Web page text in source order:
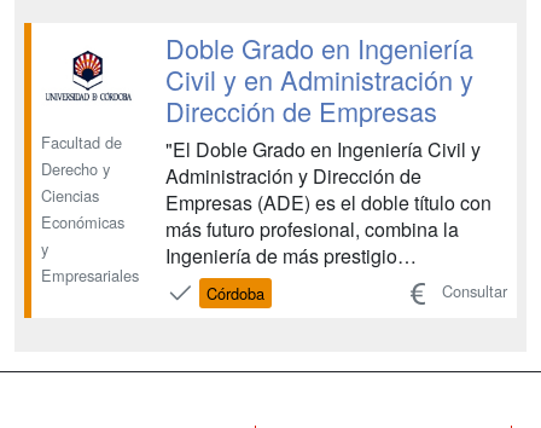
y demanda. Se imparte en colaboración
con la Facultad de Derech...
Facultad de
Derecho y
Ciencias
Económicas
y
Empresariales
Doble Grado en Ingeniería
Civil y en Administración y
Dirección de Empresas
"El Doble Grado en Ingeniería Civil y
Administración y Dirección de
Empresas (ADE) es el doble título con
más futuro profesional, combina la
Ingeniería de más prestigio
Internacional y reconocimiento social,
con los estudios de ADE, que son los
Córdoba Consultar